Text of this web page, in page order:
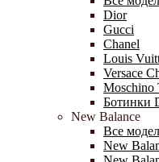
Dior
Gucci
Chanel
Louis
Versace
Moschino
Ботинки
New Balance
Все
New